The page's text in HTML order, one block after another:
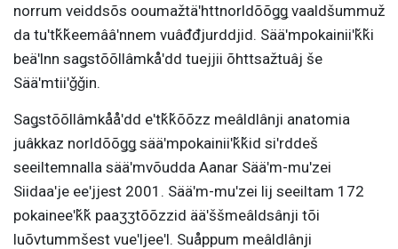
norrum veiddsõs ooumažtäʹhttnorldõõǥǥ vaaldšummuž
da tuʹtǩǩeemââʹnnem vuâđđjurddjid. Sääʹmpokainiiʹǩǩi
beäʹlnn saǥstõõllâmkåʹdd tuejjii õhttsažtuâj še
Sääʹmtiiʹǧǧin.
Saǥstõõllâmkååʹdd eʹtǩǩõõzz meâldlânji anatomia
juâkkaz norldõõǥǥ sääʹmpokainiiʹǩǩid siʹrddeš
seeiltemnalla sääʹmvõudda Aanar Sääʹm-muʹzei
Siidaaʹje eeʹjjest 2001. Sääʹm-muʹzei lij seeiltam 172
pokaineeʹǩǩ paaʒʒtõõzzid ääʹššmeâldsânji tõi
luõvtummšest vueʹljeeʹl. Suåppum meâldlânji